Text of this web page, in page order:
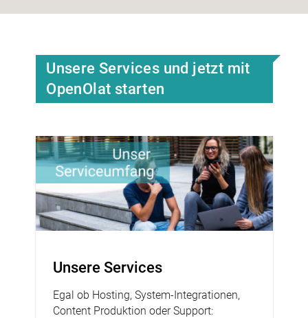
Unsere Services und jetzt mit
OpenOlat starten
Unsere Services
Egal ob Hosting, System-Integrationen,
Content Produktion oder Support: